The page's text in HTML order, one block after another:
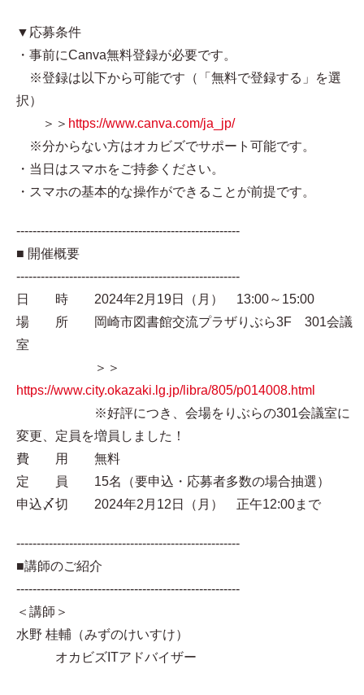
▼応募条件
・事前にCanva無料登録が必要です。
※登録は以下から可能です（「無料で登録する」を選
択）
＞＞ https://www.canva.com/ja_jp/
※分からない方はオカビズでサポート可能です。
・当日はスマホをご持参ください。
・スマホの基本的な操作ができることが前提です。
-------------------------------------------------------
■ 開催概要
-------------------------------------------------------
日 時 2024年2月19日（月） 13:00～15:00
場 所 岡崎市図書館交流プラザりぶら3F 301会議
室
＞＞
https://www.city.okazaki.lg.jp/libra/805/p014008.html
※好評につき、会場をりぶらの301会議室に
変更、定員を増員しました！
費 用 無料
定 員 15名（要申込・応募者多数の場合抽選）
申込〆切 2024年2月12日（月） 正午12:00まで
-------------------------------------------------------
■講師のご紹介
-------------------------------------------------------
＜講師＞
水野 桂輔（みずのけいすけ）
オカビズITアドバイザー